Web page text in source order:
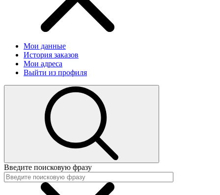
Мои данные
История заказов
Мои адреса
Выйти из профиля
Введите поисковую фразу